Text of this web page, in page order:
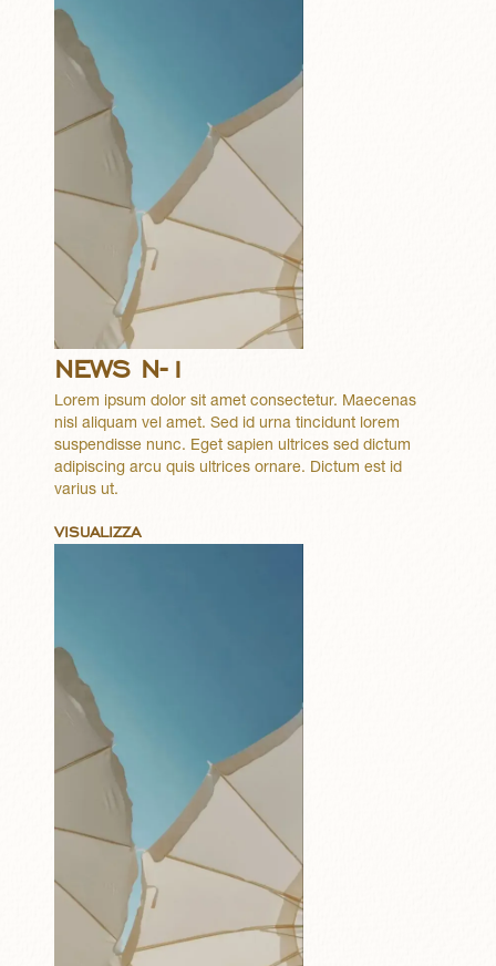
NEWS N-1
Lorem ipsum dolor sit amet consectetur. Maecenas
nisl aliquam vel amet. Sed id urna tincidunt lorem
suspendisse nunc. Eget sapien ultrices sed dictum
adipiscing arcu quis ultrices ornare. Dictum est id
varius ut.
VISUALIZZA